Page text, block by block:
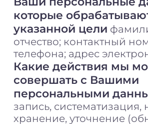
которые
указанной цели
отчество; контактный
телефона; адрес
Какие действия мы
совершать с Вашими
персональными
запись, систематизация,
хранение, уточнение